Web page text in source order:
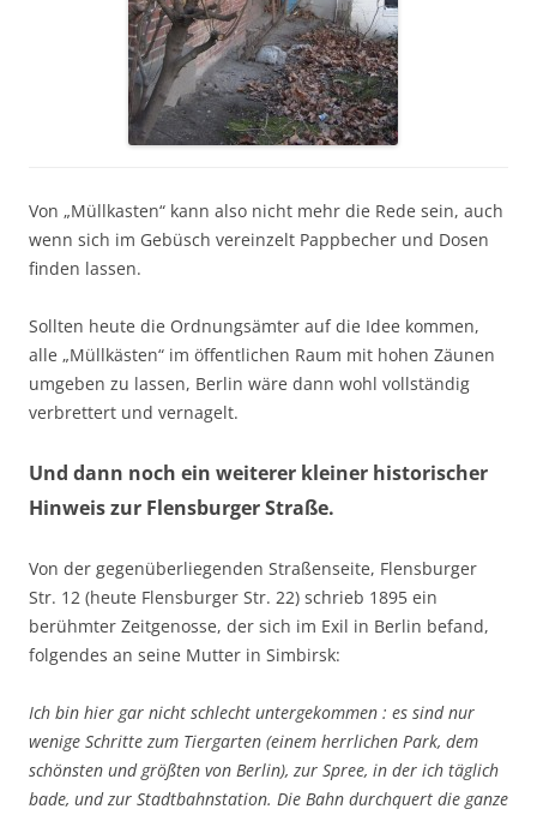
Von „Müllkasten“ kann also nicht mehr die Rede sein, auch
wenn sich im Gebüsch vereinzelt Pappbecher und Dosen
finden lassen.
Sollten heute die Ordnungsämter auf die Idee kommen,
alle „Müllkästen“ im öffentlichen Raum mit hohen Zäunen
umgeben zu lassen, Berlin wäre dann wohl vollständig
verbrettert und vernagelt.
Und dann noch ein weiterer kleiner historischer
Hinweis zur Flensburger Straße.
Von der gegenüberliegenden Straßenseite, Flensburger
Str. 12 (heute Flensburger Str. 22) schrieb 1895 ein
berühmter Zeitgenosse, der sich im Exil in Berlin befand,
folgendes an seine Mutter in Simbirsk:
Ich bin hier gar nicht schlecht untergekommen : es sind nur
wenige Schritte zum Tiergarten (einem herrlichen Park, dem
schönsten und größten von Berlin), zur Spree, in der ich täglich
bade, und zur Stadtbahnstation. Die Bahn durchquert die ganze